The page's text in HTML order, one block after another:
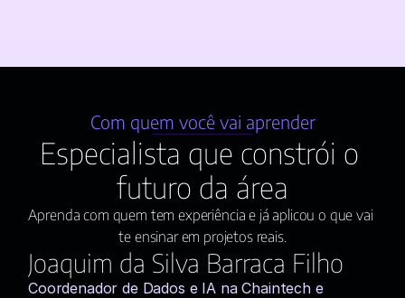
Com quem você vai aprender
Especialista que constrói o
futuro da área
Aprenda com quem tem experiência e já aplicou o que vai
te ensinar em projetos reais.
Joaquim da Silva Barraca Filho
Coordenador de Dados e IA na Chaintech e